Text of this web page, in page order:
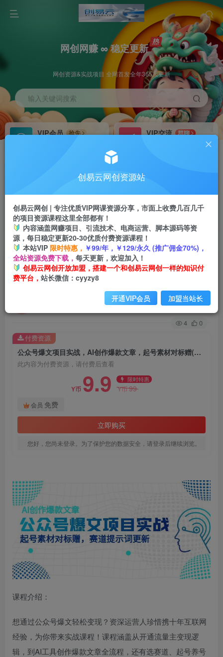
网创网赚 ∞ 稳定更新
网创资源&实战项目 全网首发全年365天更新
输入关键词搜索
VIP会员
抢先
VIP交流
群聊
研究探讨更多创业项目路子。
会员专属推广链接
挂机 项目
脚本卡密
APP下载
GO
首页 创业课程 会员免费 正文
公众号爆文项目实战，AI创作爆款文章，起号素材
对标赠(附赛道AI提示词
关注
4 0
公众号爆文项目实战，AI创作爆款文章，起号素材对标赠(附赛道AI提示词
此内容为付费资源，请付费后查看
Y币 9.9 限时特惠
Y币99
会员 免费
立即购买
您好，您尚未登录。为了保护您的数据安全，请登录后继续浏览。
付费资源
课程介绍：
想通过公众号爆文轻松变现？资深运营人珍惜携十年互联网
经验，为你带来实战课程！课程涵盖从开通流量主变现逻
辑，到AI工具创作爆款文章全流程，还有选赛道、起号养号
创易云网创资源站
创易云网创 | 专注优质VIP网课资源分享，市面上收费几百几千
的项目资源课程这里全部都有！
内容涵盖网赚项目、引流技术、电商运营、脚本源码等资
源，每日稳定更新20-30优质付费资源课程！
本站VIP 限时特惠， ￥99/年，￥129/永久 (推广佣金70%)，
全站资源免费下载， 每天更新，欢迎加入！
创易云网创开放加盟，搭建一个和创易云网创一样的知识付
费平台， 站长微信：cyyzy8
开通VIP会员 加盟当站长